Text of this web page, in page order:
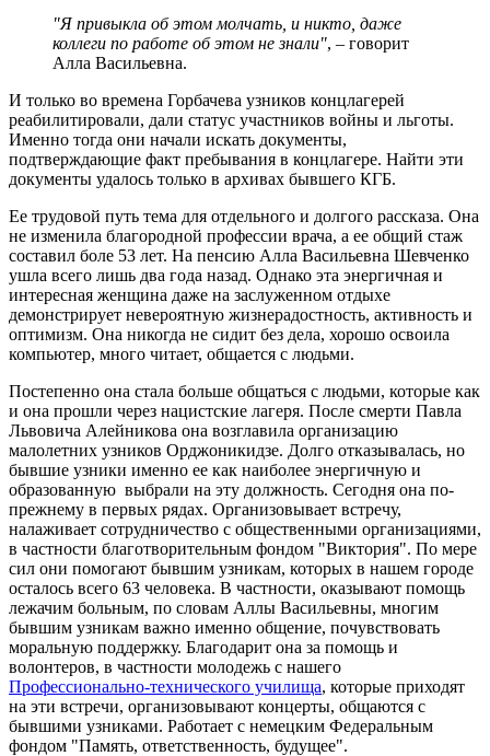
"Я привыкла об этом молчать, и никто, даже
коллеги по работе об этом не знали", – говорит
Алла Васильевна.
И только во времена Горбачева узников концлагерей
реабилитировали, дали статус участников войны и льготы.
Именно тогда они начали искать документы,
подтверждающие факт пребывания в концлагере. Найти эти
документы удалось только в архивах бывшего КГБ.
Ее трудовой путь тема для отдельного и долгого рассказа. Она
не изменила благородной профессии врача, а ее общий стаж
составил боле 53 лет. На пенсию Алла Васильевна Шевченко
ушла всего лишь два года назад. Однако эта энергичная и
интересная женщина даже на заслуженном отдыхе
демонстрирует невероятную жизнерадостность, активность и
оптимизм. Она никогда не сидит без дела, хорошо освоила
компьютер, много читает, общается с людьми.
Постепенно она стала больше общаться с людьми, которые как
и она прошли через нацистские лагеря. После смерти Павла
Львовича Алейникова она возглавила организацию
малолетних узников Орджоникидзе. Долго отказывалась, но
бывшие узники именно ее как наиболее энергичную и
образованную выбрали на эту должность. Сегодня она по-
прежнему в первых рядах. Организовывает встречу,
налаживает сотрудничество с общественными организациями,
в частности благотворительным фондом "Виктория". По мере
сил они помогают бывшим узникам, которых в нашем городе
осталось всего 63 человека. В частности, оказывают помощь
лежачим больным, по словам Аллы Васильевны, многим
бывшим узникам важно именно общение, почувствовать
моральную поддержку. Благодарит она за помощь и
волонтеров, в частности молодежь с нашего
Профессионально-технического училища, которые приходят
на эти встречи, организовывают концерты, общаются с
бывшими узниками. Работает с немецким Федеральным
фондом "Память, ответственность, будущее".